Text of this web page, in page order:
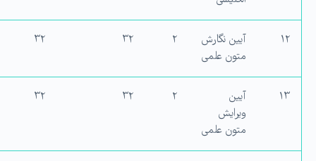
۱۲
آیین نگارش
متون علمی
۲ ۳۲ ۳۲
۱۳
آیین
ویرایش
متون علمی
۲ ۳۲ ۳۲